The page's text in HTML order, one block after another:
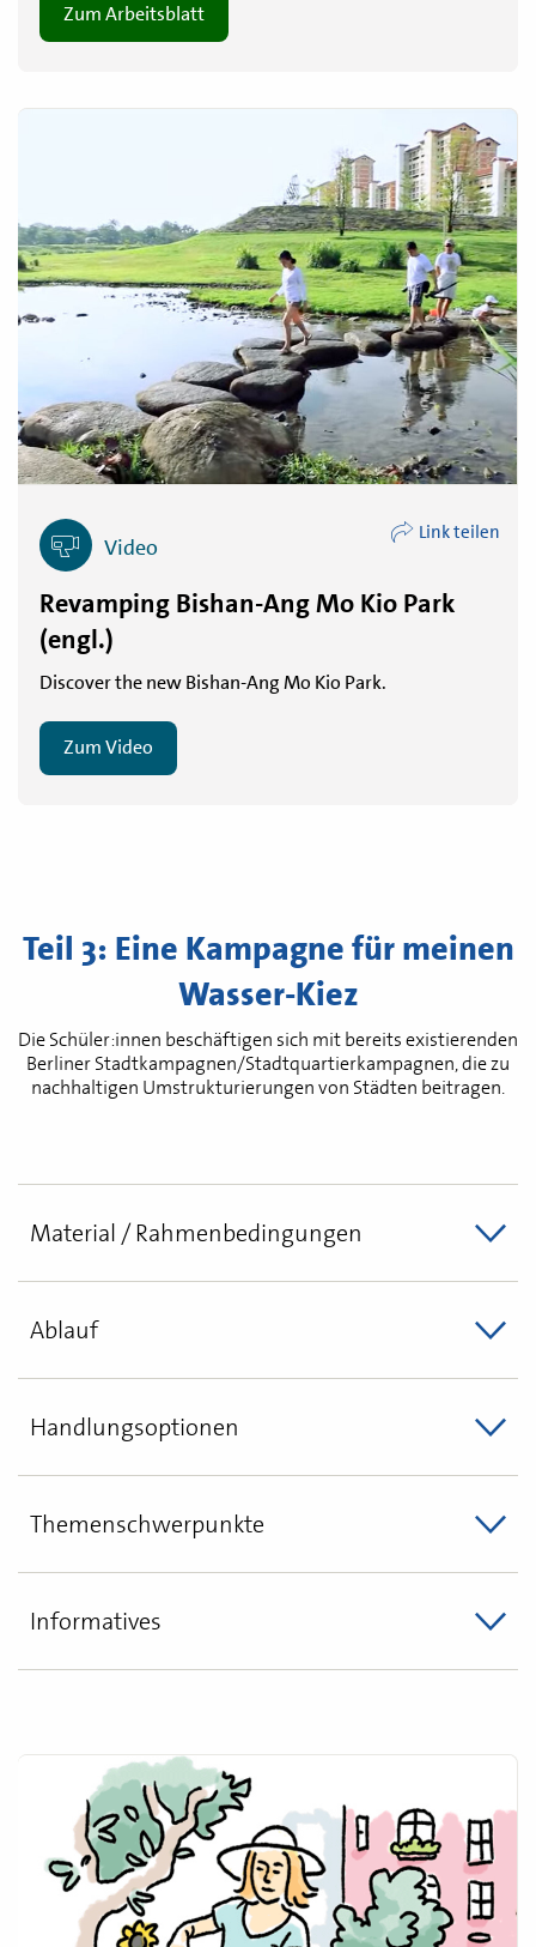
Zum Arbeitsblatt
Video
Link teilen
Revamping Bishan-Ang Mo Kio Park
(engl.)
Discover the new Bishan-Ang Mo Kio Park.
Zum Video
Teil 3: Eine Kampagne für meinen
Wasser-Kiez
Die Schüler:innen beschäftigen sich mit bereits existierenden
Berliner Stadtkampagnen/Stadtquartierkampagnen, die zu
nachhaltigen Umstrukturierungen von Städten beitragen.
Material / Rahmenbedingungen
Ablauf
Handlungsoptionen
Themenschwerpunkte
Informatives